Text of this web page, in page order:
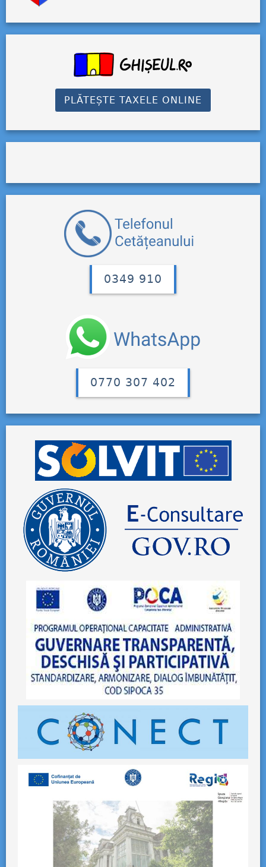
PLĂTEȘTE TAXELE ONLINE
0349 910
0770 307 402